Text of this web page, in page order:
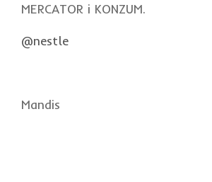
MERCATOR i KONZUM.
@nestle
Mandis